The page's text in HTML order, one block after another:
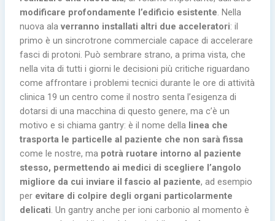
modificare profondamente l’edificio esistente. Nella
nuova alaverranno installati altri due acceleratori: il
primo è un sincrotrone commerciale capace di accelerare
fasci di protoni. Può sembrare strano, a prima vista, che
nella vita di tutti i giorni le decisioni più critiche riguardano
come affrontare i problemi tecnici durante le ore di attività
clinica 19 un centro come il nostro senta l’esigenza di
dotarsi di una macchina di questo genere, ma c’è un
motivo e si chiama gantry: è il nome della linea che
trasporta le particelle al paziente che non sarà fissa
come le nostre, ma potrà ruotare intorno al paziente
stesso, permettendo ai medici di scegliere l’angolo
migliore da cui inviare il fascio al paziente, ad esempio
per evitare di colpire degli organi particolarmente
delicati. Un gantry anche per ioni carbonio al momento è